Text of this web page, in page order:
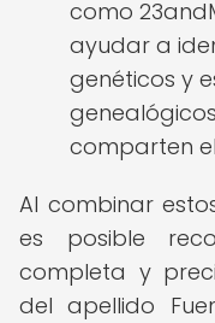
como
ayudar a
genéticos y
comparten
Al combinar
es posible
completa y
del apellido